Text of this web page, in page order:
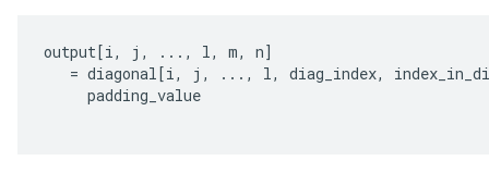
output[i, j , ..., l, m, n]
= diagonal[i, j , ..., l, diag_index,
padding_value